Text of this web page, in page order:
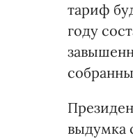
тариф
году
выдумка